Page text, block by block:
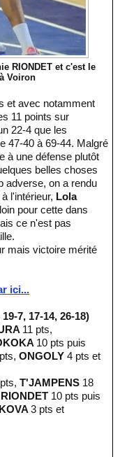
RIONDET et c'est le
Voiron
11 points sur
22-4 que les
47-40 à 69-44. Malgré
à une défense plutôt
belles choses
adverse, on a rendu
à l'intérieur, Lola
pour cette dans
ce n'est pas
mais victoire mérité
ici...
7, 17-14, 26-18)
11 pts,
10 pts puis
ONGOLY 4 pts et
T'JAMPENS 18
RIONDET 10 pts puis
3 pts et